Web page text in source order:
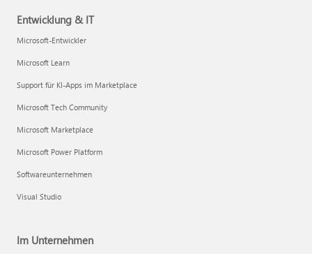
Entwicklung & IT
Microsoft-Entwickler
Microsoft Learn
Support für KI-Apps im Marketplace
Microsoft Tech Community
Microsoft Marketplace
Microsoft Power Platform
Softwareunternehmen
Visual Studio
Im Unternehmen